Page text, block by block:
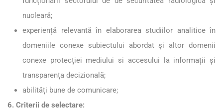
nucleară;
experiență relevantă în elaborarea studiilor analitice în
domeniile conexe subiectului abordat și altor domenii
conexe protecției mediului si accesului la informații și
transparența decizională;
abilități bune de comunicare;
6. Criterii de selectare: